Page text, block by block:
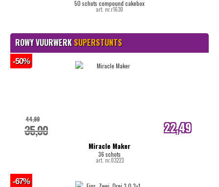
50 schots compound cakebox
art. nr.r1630
ROWY VUURWERKSUPERSTUNTS
Miracle Maker
36 schots
art. nr.03223
35,00
44,99 22,49
internetprijs
-50%
-67%